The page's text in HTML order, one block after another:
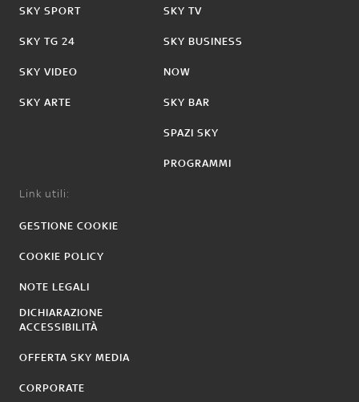
SKY SPORT
SKY TG 24
SKY VIDEO
SKY ARTE
SKY TV
SKY BUSINESS
NOW
SKY BAR
SPAZI SKY
PROGRAMMI
Link utili:
GESTIONE COOKIE
COOKIE POLICY
NOTE LEGALI
DICHIARAZIONE
ACCESSIBILITÀ
OFFERTA SKY MEDIA
CORPORATE